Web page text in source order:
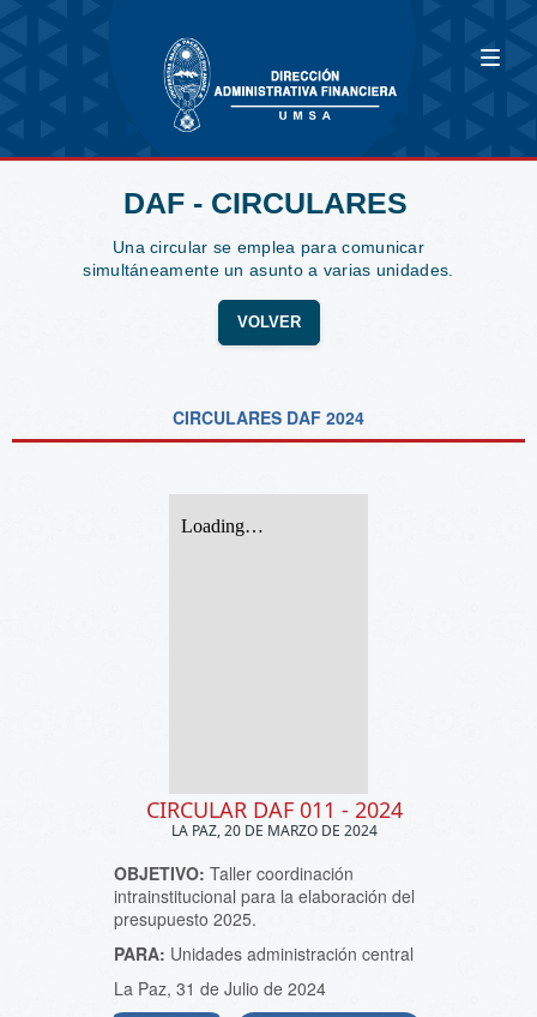
DAF - CIRCULARES
Una circular se emplea para comunicar
simultáneamente un asunto a varias unidades.
VOLVER
CIRCULARES DAF 2024
CIRCULAR DAF 011 - 2024
LA PAZ, 20 DE MARZO DE 2024
OBJETIVO: Taller coordinación
intrainstitucional para la elaboración del
presupuesto 2025.
PARA: Unidades administración central
La Paz, 31 de Julio de 2024